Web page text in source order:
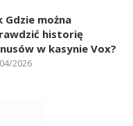
Gdzie można
historię
w kasynie Vox?
2026